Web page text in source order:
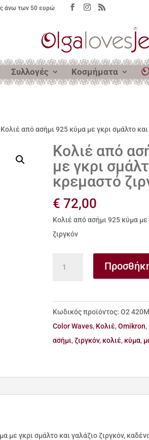
άνω των 50 ευρώ
Συλλογές Κοσμήματα
από ασήμι 925 κύμα με γκρι σμάλτο
Κολιέ από
με γκρι
κρεμαστό
€ 72,00
Κολιέ από ασήμι 925 κύμα
ζιργκόν
925
κύμα
με
γκρι
Κωδικός προϊόντος:Ο2
Color Waves, Kολιέ,Omikron,
ασήμι,ζιργκόν, κολιέ, κύμα,
με γκρι σμάλτο και γαλάζιο ζιργκόν,